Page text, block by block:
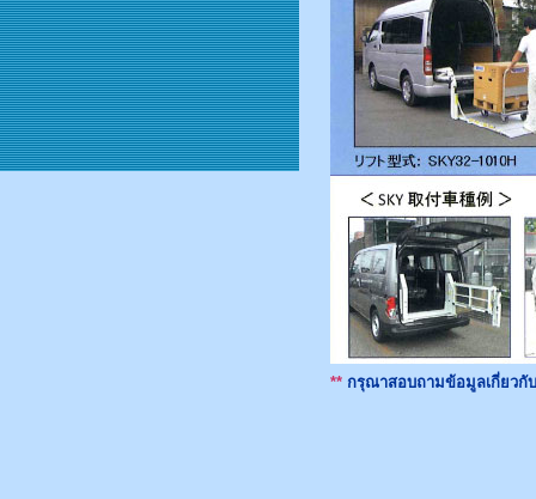
** กรุณาสอบถามข้อมูลเกี่ยวกั